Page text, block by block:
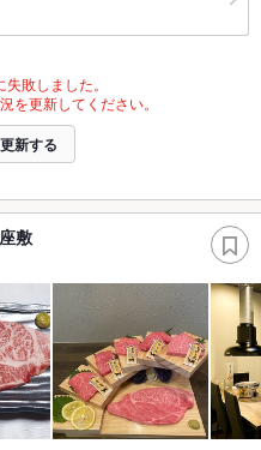
敗しました。
を更新してください。
新する
敷